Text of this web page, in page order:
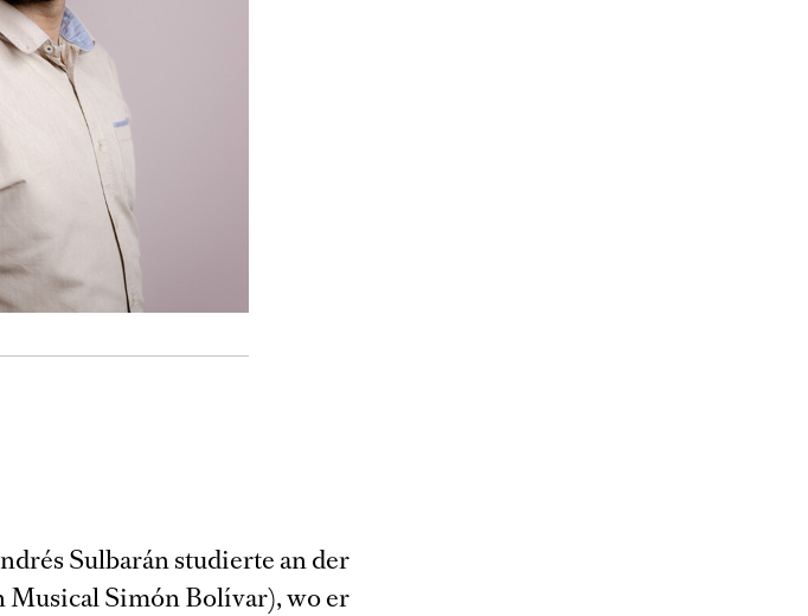
Sulbarán studierte an der
Musical Simón Bolívar), wo er